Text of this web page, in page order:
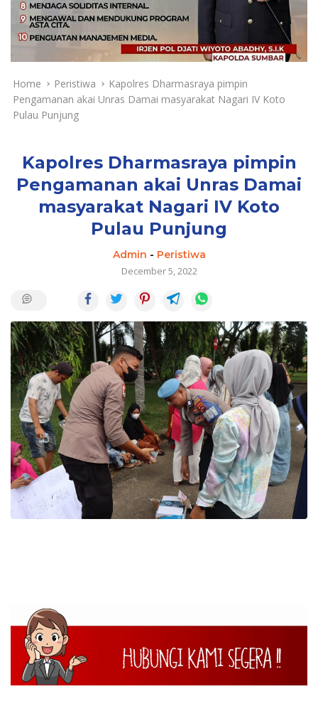
y
a
a
n
T
e
i
i
Home Peristiwa
Kapolres Dharmasraya pimpin
Pengamanan akai Unras Damai masyarakat Nagari IV Koto
Pulau Punjung
Kapolres Dharmasraya pimpin
Pengamanan akai Unras Damai
masyarakat Nagari IV Koto
Pulau Punjung
Admin - Peristiwa
December 5, 2022